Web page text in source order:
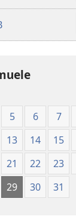
5 6 7
13 14 15
21 22 23
29 30 31